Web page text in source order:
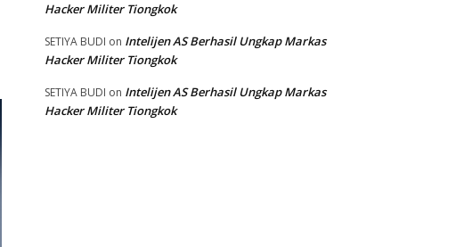
Hacker Militer Tiongkok
SETIYA BUDI on Intelijen AS Berhasil Ungkap Markas
Hacker Militer Tiongkok
SETIYA BUDI on Intelijen AS Berhasil Ungkap Markas
Hacker Militer Tiongkok